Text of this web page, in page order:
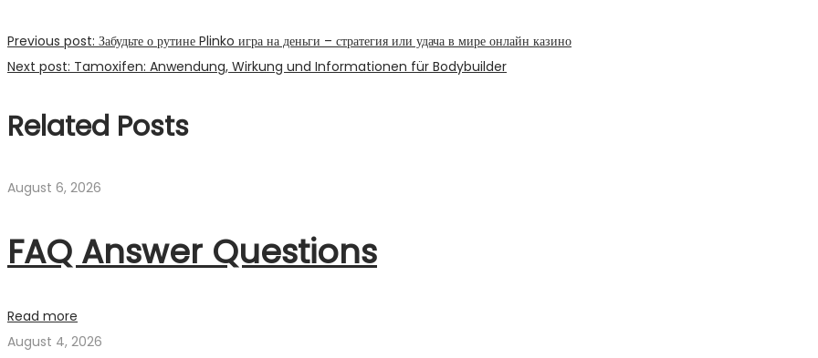
Previous post: Забудьте о рутине Plinko игра на деньги – стратегия или удача в мире онлайн казино
Next post: Tamoxifen: Anwendung, Wirkung und Informationen für Bodybuilder
Related Posts
August 6, 2026
FAQ Answer Questions
Read more
August 4, 2026